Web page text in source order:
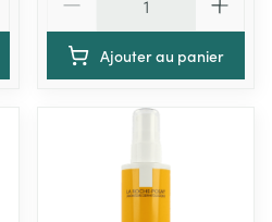
Ajouter au panier